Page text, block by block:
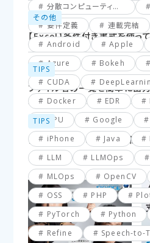
分散コンピューティング
要件定義
連載完結
Android
Apple
Azure
Bokeh
CUDA
Docker
EDR
GPU
Google
iPhone
Java
LLM
LLMOps
MLOps
OpenCV
OSS
PHP
PyTorch
Python
Refine
Speech-to-
その他
【Excel】条件付き書式を使っ
TIPS
ファイル名の一覧を簡単に出
TIPS
【VBA】最終行と最終列を簡